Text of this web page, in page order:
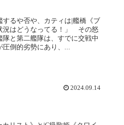
るや否や、カティは|艦橋《ブ
況はどうなってる！」 その怒
と第二艦隊は、すでに交戦中
倒的劣勢にあり、...
2024.09.14